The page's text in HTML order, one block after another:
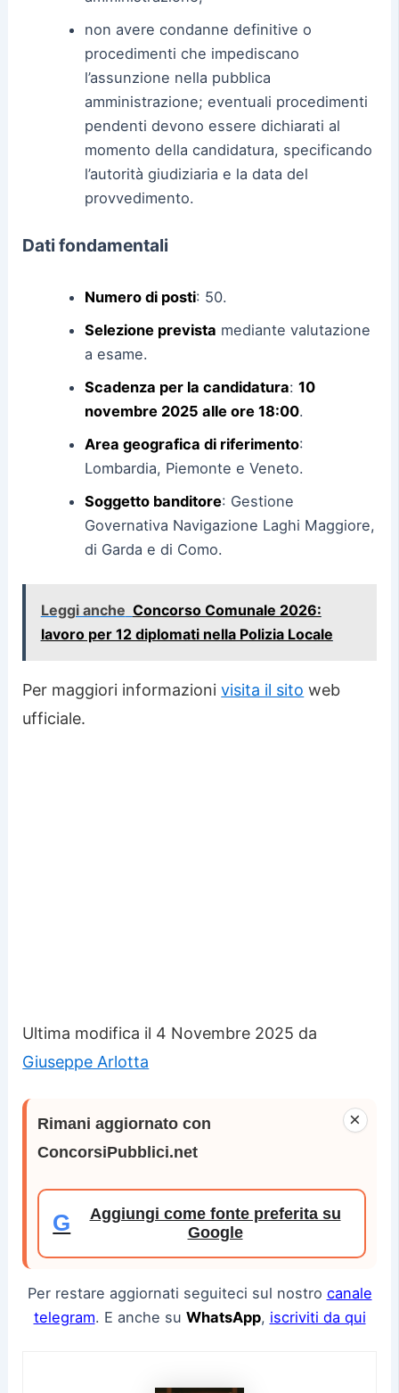
non avere condanne definitive o
procedimenti che impediscano
l’assunzione nella pubblica
amministrazione; eventuali procedimenti
pendenti devono essere dichiarati al
momento della candidatura, specificando
l’autorità giudiziaria e la data del
provvedimento.
Dati fondamentali
Numero di posti: 50.
Selezione prevista mediante valutazione
a esame.
Scadenza per la candidatura: 10
novembre 2025 alle ore 18:00.
Area geografica di riferimento:
Lombardia, Piemonte e Veneto.
Soggetto banditore: Gestione
Governativa Navigazione Laghi Maggiore,
di Garda e di Como.
Leggi anche Concorso Comunale 2026:
lavoro per 12 diplomati nella Polizia Locale
Per maggiori informazionivisita il sito web
ufficiale.
Ultima modifica il 4 Novembre 2025 da
Giuseppe Arlotta
×
Rimani aggiornato con
ConcorsiPubblici.net
G
Aggiungi come fonte preferita su
Google
Per restare aggiornati seguiteci sul nostro canale
telegram. E anche su WhatsApp, iscriviti da qui